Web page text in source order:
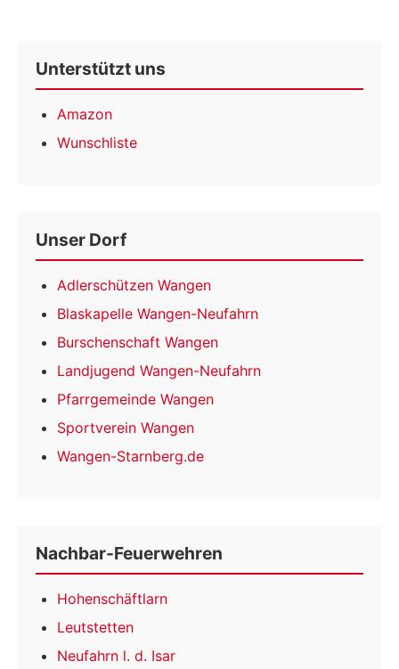
Unterstützt uns
Amazon
Wunschliste
Unser Dorf
Adlerschützen Wangen
Blaskapelle Wangen-Neufahrn
Burschenschaft Wangen
Landjugend Wangen-Neufahrn
Pfarrgemeinde Wangen
Sportverein Wangen
Wangen-Starnberg.de
Nachbar-Feuerwehren
Hohenschäftlarn
Leutstetten
Neufahrn l. d. Isar